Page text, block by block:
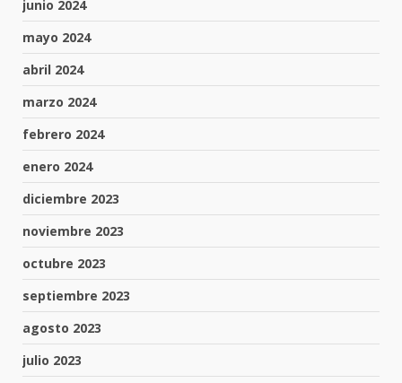
junio 2024
mayo 2024
abril 2024
marzo 2024
febrero 2024
enero 2024
diciembre 2023
noviembre 2023
octubre 2023
septiembre 2023
agosto 2023
julio 2023